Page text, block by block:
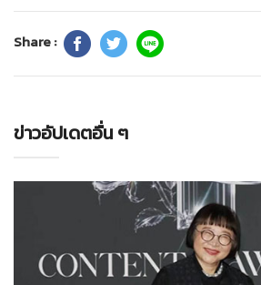
Share :
ข่าวอัปเดตอื่น ๆ